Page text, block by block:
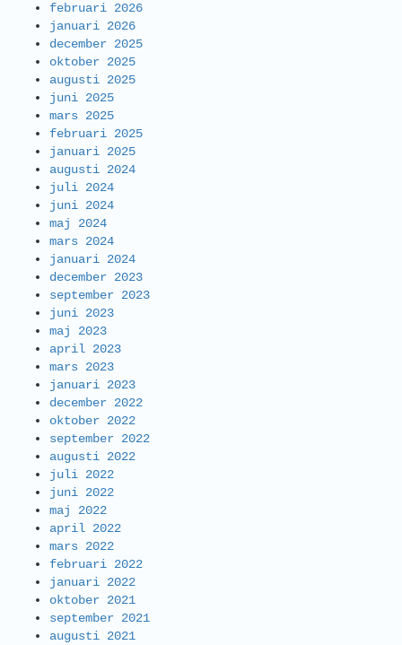
februari 2026
januari 2026
december 2025
oktober 2025
augusti 2025
juni 2025
mars 2025
februari 2025
januari 2025
augusti 2024
juli 2024
juni 2024
maj 2024
mars 2024
januari 2024
december 2023
september 2023
juni 2023
maj 2023
april 2023
mars 2023
januari 2023
december 2022
oktober 2022
september 2022
augusti 2022
juli 2022
juni 2022
maj 2022
april 2022
mars 2022
februari 2022
januari 2022
oktober 2021
september 2021
augusti 2021